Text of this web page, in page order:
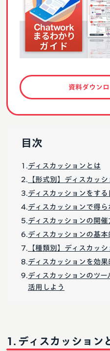
資料ダウン
目次
ディスカッションとは
【形式別】ディスカッ
ディスカッションをする
ディスカッションで得
ディスカッションの開催
ディスカッションの基本
【種類別】ディスカッ
ディスカッションを効
ディスカッションのツ
活用しよう
ディスカッション